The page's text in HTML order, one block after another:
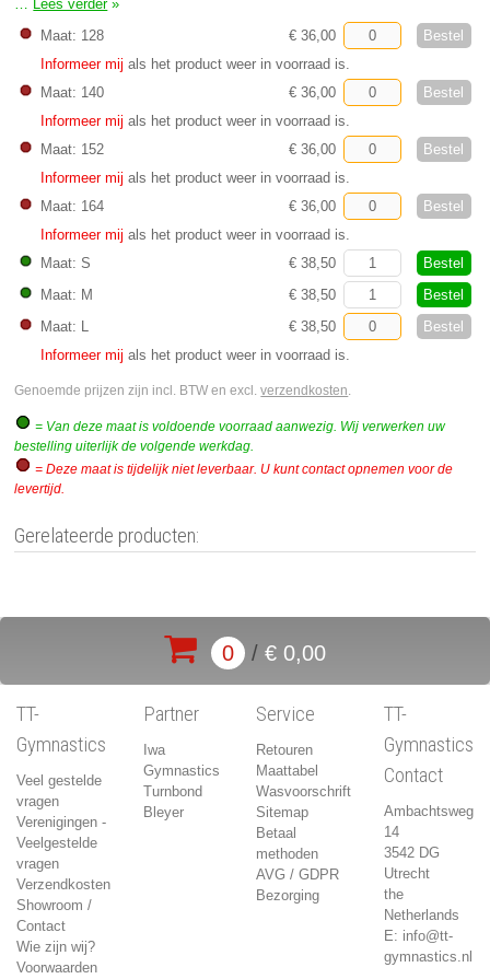
Turnpak Heren Dok ede
… Lees verder»
Maat: 128
€ 36,00
Bestel
Informeer mij als het product weer in voorraad is.
Maat: 140
€ 36,00
Bestel
Informeer mij als het product weer in voorraad is.
Maat: 152
€ 36,00
Bestel
Informeer mij als het product weer in voorraad is.
Maat: 164
€ 36,00
Bestel
Informeer mij als het product weer in voorraad is.
Maat: S
€ 38,50
Bestel
Maat: M
€ 38,50
Bestel
Maat: L
€ 38,50
Bestel
Informeer mij als het product weer in voorraad is.
Genoemde prijzen zijn incl. BTW en excl.verzendkosten.
= Van deze maat is voldoende voorraad aanwezig. Wij verwerken uw
bestelling uiterlijk de volgende werkdag.
= Deze maat is tijdelijk niet leverbaar. U kunt contact opnemen voor de
levertijd.
Gerelateerde producten:
0 / € 0,00
TT-
Gymnastics
Veel gestelde
vragen
Verenigingen -
Veelgestelde
vragen
Verzendkosten
Showroom /
Contact
Wie zijn wij?
Voorwaarden
Partner
Iwa
Gymnastics
Turnbond
Bleyer
Service
Retouren
Maattabel
Wasvoorschrift
Sitemap
Betaal
methoden
AVG / GDPR
Bezorging
TT-
Gymnastics
Contact
Ambachtsweg
14
3542 DG
Utrecht
the
Netherlands
E: info@tt-
gymnastics.nl